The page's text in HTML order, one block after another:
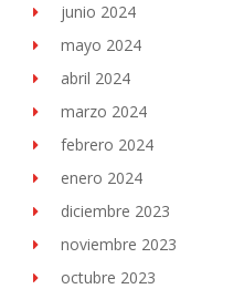
junio 2024
mayo 2024
abril 2024
marzo 2024
febrero 2024
enero 2024
diciembre 2023
noviembre 2023
octubre 2023